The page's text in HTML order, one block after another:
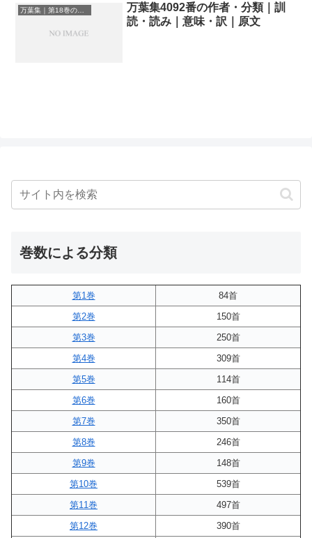
万葉集｜第18巻の和歌一覧
万葉集4092番の作者・分類｜訓
読・読み｜意味・訳｜原文
巻数による分類
第1巻
84首
第2巻
150首
第3巻
250首
第4巻
309首
第5巻
114首
第6巻
160首
第7巻
350首
第8巻
246首
第9巻
148首
第10巻
539首
第11巻
497首
第12巻
390首